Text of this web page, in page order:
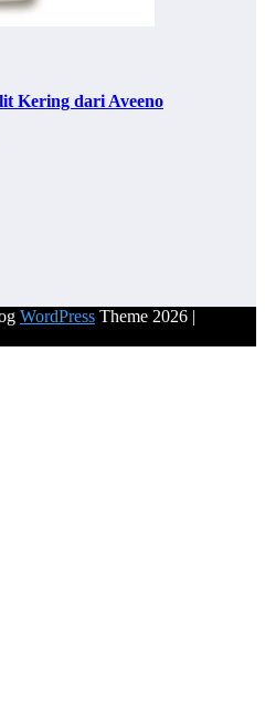
Kering dari Aveeno
WordPress Theme 2026 |